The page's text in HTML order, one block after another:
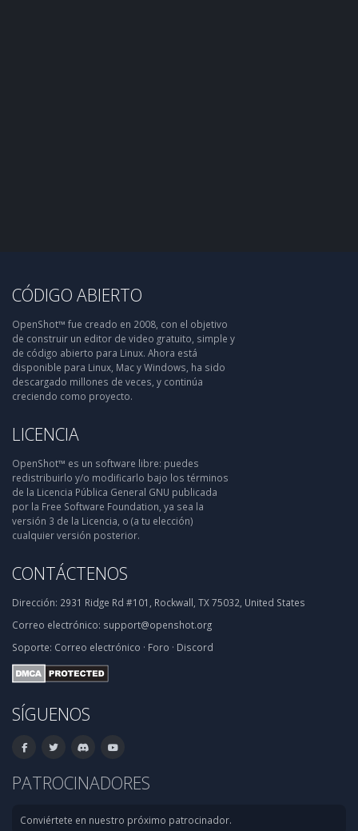
CÓDIGO ABIERTO
OpenShot™ fue creado en 2008, con el objetivo
de construir un editor de video gratuito, simple y
de código abierto para Linux. Ahora está
disponible para Linux, Mac y Windows, ha sido
descargado millones de veces, y continúa
creciendo como proyecto.
LICENCIA
OpenShot™ es un software libre: puedes
redistribuirlo y/o modificarlo bajo los términos
de la Licencia Pública General GNU publicada
por la Free Software Foundation, ya sea la
versión 3 de la Licencia, o (a tu elección)
cualquier versión posterior.
CONTÁCTENOS
Dirección: 2931 Ridge Rd #101, Rockwall, TX 75032, United States
Correo electrónico: support@openshot.org
Soporte: Correo electrónico · Foro · Discord
SÍGUENOS
PATROCINADORES
Conviértete en nuestro próximo patrocinador.